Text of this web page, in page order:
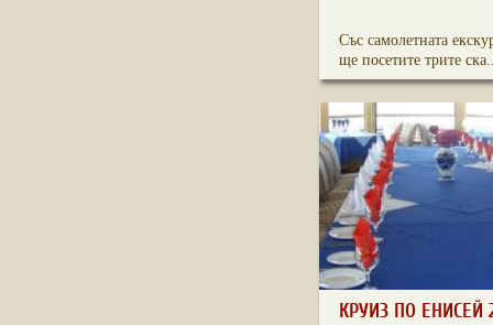
Със самолетната
ще посетите трите
КРУИЗ ПО ЕНИСЕЙ